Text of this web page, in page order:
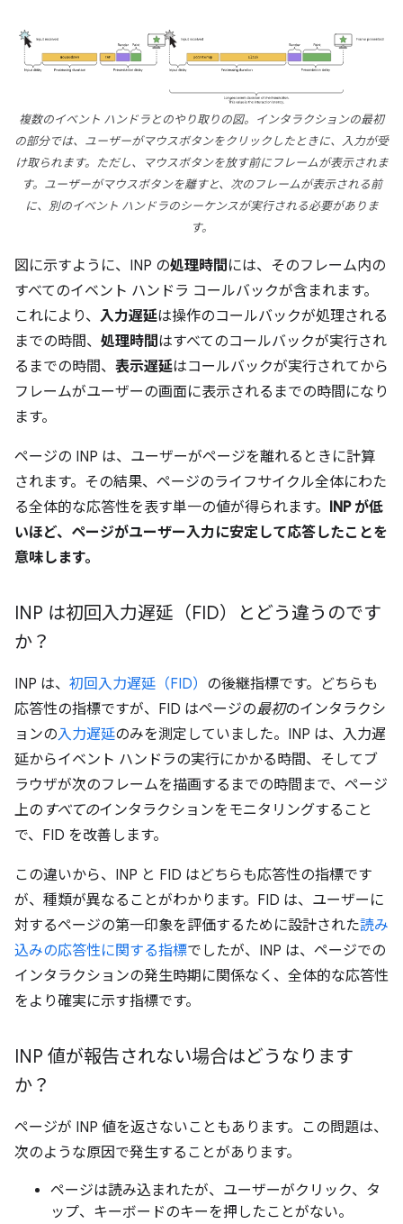
複数のイベント ハンドラとのやり取りの図。インタラクションの最初
の部分では、ユーザーがマウスボタンをクリックしたときに、入力が受
け取られます。ただし、マウスボタンを放す前にフレームが表示されま
す。ユーザーがマウスボタンを離すと、次のフレームが表示される前
に、別のイベント ハンドラのシーケンスが実行される必要がありま
す。
図に示すように、INP の処理時間には、そのフレーム内の
すべてのイベント ハンドラ コールバックが含まれます。
これにより、 入力遅延は操作のコールバックが処理される
までの時間、 処理時間はすべてのコールバックが実行され
るまでの時間、 表示遅延はコールバックが実行されてから
フレームがユーザーの画面に表示されるまでの時間になり
ます。
ページの INP は、ユーザーがページを離れるときに計算
されます。その結果、ページのライフサイクル全体にわた
る全体的な応答性を表す単一の値が得られます。 INP が低
いほど、ページがユーザー入力に安定して応答したことを
意味します。
INP は初回入力遅延（FID）とどう違うのです
か？
INP は、 初回入力遅延（FID） の後継指標です。どちらも
応答性の指標ですが、FID はページの最初のインタラクシ
ョンの入力遅延のみを測定していました。INP は、入力遅
延からイベント ハンドラの実行にかかる時間、そしてブ
ラウザが次のフレームを描画するまでの時間まで、ページ
上の すべてのインタラクションをモニタリングすること
で、FID を改善します。
この違いから、INP と FID はどちらも応答性の指標です
が、種類が異なることがわかります。FID は、ユーザーに
対するページの第一印象を評価するために設計された読み
込みの応答性に関する指標でしたが、INP は、ページでの
インタラクションの発生時期に関係なく、全体的な応答性
をより確実に示す指標です。
INP 値が報告されない場合はどうなります
か？
ページが INP 値を返さないこともあります。この問題は、
次のような原因で発生することがあります。
ページは読み込まれたが、ユーザーがクリック、タ
ップ、キーボードのキーを押したことがない。